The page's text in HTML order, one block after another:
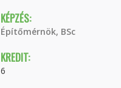
KÉPZÉS:
Építőmérnök, BSc
KREDIT:
6